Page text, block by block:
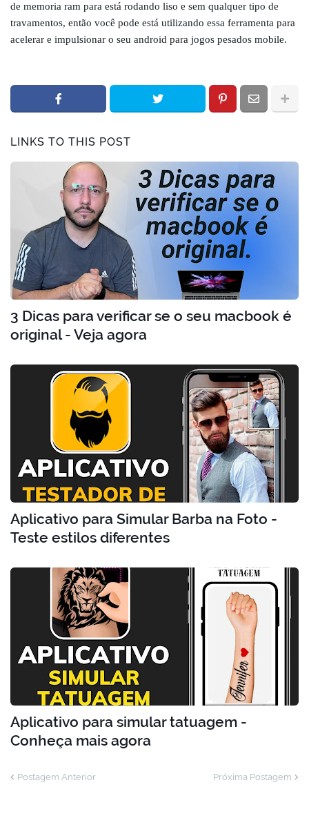
de memoria ram para está rodando liso e sem qualquer tipo de
travamentos, então você pode está utilizando essa ferramenta para
acelerar e impulsionar o seu android para jogos pesados mobile.
LINKS TO THIS POST
3 Dicas para verificar se o seu macbook é
original - Veja agora
Aplicativo para Simular Barba na Foto -
Teste estilos diferentes
Aplicativo para simular tatuagem -
Conheça mais agora
Postagem Anterior Próxima Postagem